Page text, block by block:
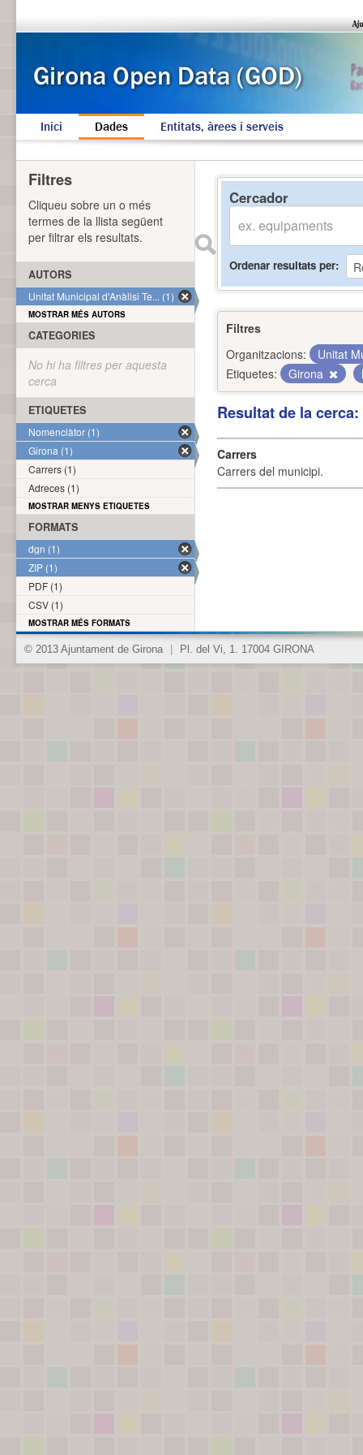
Inici Dades Entitats, àrees i serveis
Cercador
Ordenar resultats per
Filtres
Organitzacions:
Unitat
Etiquetes:
Girona
Resultat de la
Carrers
Carrers del municipi.
Filtres
Cliqueu sobre un o més
termes de la llista següent
per filtrar els resultats.
AUTORS
Unitat Municipal d'Anàlisi Te... (1)
MOSTRAR MÉS AUTORS
CATEGORIES
No hi ha filtres per aquesta
cerca
ETIQUETES
Nomenclàtor (1)
Girona (1)
Carrers (1)
Adreces (1)
MOSTRAR MENYS ETIQUETES
FORMATS
dgn (1)
ZIP (1)
PDF (1)
CSV (1)
MOSTRAR MÉS FORMATS
© 2013 Ajuntament de Girona Pl. del Vi, 1. 17004 GIRONA